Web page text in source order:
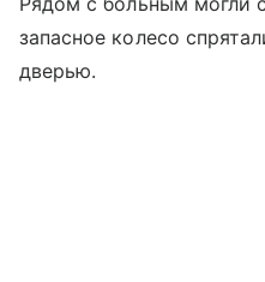
запасное колесо
дверью.